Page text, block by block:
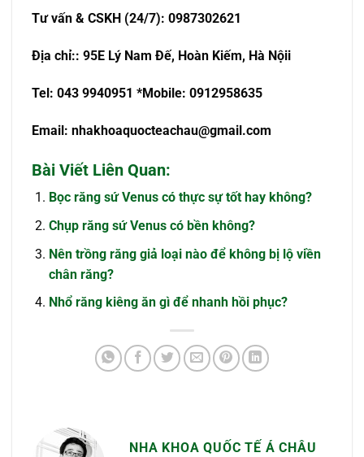
Tưvấn & CSKH (24/7): 0987302621
Địa chỉ:: 95E Lý Nam Đế, Hoàn Kiếm, Hà Nộii
Tel: 043 9940951 *Mobile: 0912958635
Email: nhakhoaquocteachau@gmail.com
Bài Viết Liên Quan:
Bọc răng sứ Venus có thực sự tốt hay không?
Chụp răng sứ Venus có bền không?
Nên trồng răng giả loại nào để không bị lộ viền
chân răng?
Nhổ răng kiêng ăn gì để nhanh hồi phục?
NHA KHOA QUỐC TẾ Á CHÂU